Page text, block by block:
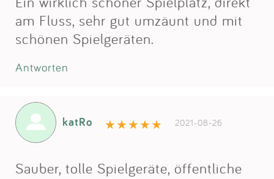
am Fluss, sehr gut umzäunt und mit
schönen Spielgeräten.
Antworten
katRo 2021-08-26
Sauber, tolle Spielgeräte, öffentliche